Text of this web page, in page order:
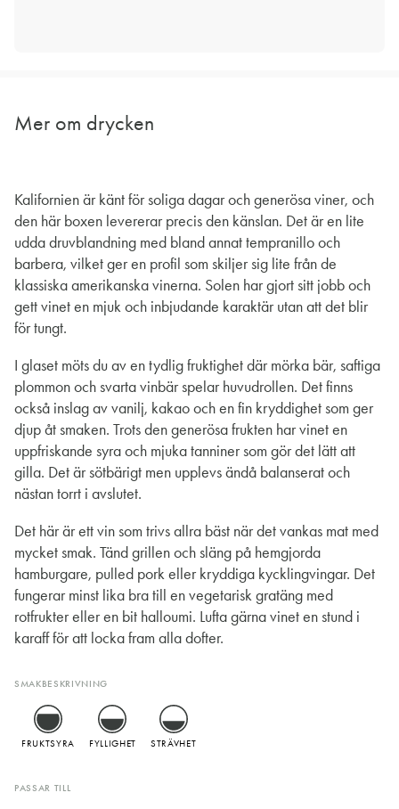
Mer om drycken
Kalifornien är känt för soliga dagar och generösa viner, och
den här boxen levererar precis den känslan. Det är en lite
udda druvblandning med bland annat tempranillo och
barbera, vilket ger en profil som skiljer sig lite från de
klassiska amerikanska vinerna. Solen har gjort sitt jobb och
gett vinet en mjuk och inbjudande karaktär utan att det blir
för tungt.
I glaset möts du av en tydlig fruktighet där mörka bär, saftiga
plommon och svarta vinbär spelar huvudrollen. Det finns
också inslag av vanilj, kakao och en fin kryddighet som ger
djup åt smaken. Trots den generösa frukten har vinet en
uppfriskande syra och mjuka tanniner som gör det lätt att
gilla. Det är sötbärigt men upplevs ändå balanserat och
nästan torrt i avslutet.
Det här är ett vin som trivs allra bäst när det vankas mat med
mycket smak. Tänd grillen och släng på hemgjorda
hamburgare, pulled pork eller kryddiga kycklingvingar. Det
fungerar minst lika bra till en vegetarisk gratäng med
rotfrukter eller en bit halloumi. Lufta gärna vinet en stund i
karaff för att locka fram alla dofter.
SMAKBESKRIVNING
FRUKTSYRA FYLLIGHET STRÄVHET
PASSAR TILL